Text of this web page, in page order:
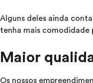
Alguns deles ainda
tenha mais comodidade
Maior
Os nossos